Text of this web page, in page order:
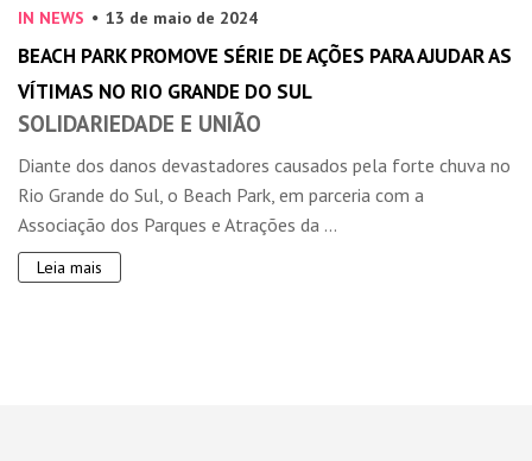
IN NEWS 13 de maio de 2024
BEACH PARK PROMOVE SÉRIE DE AÇÕES PARA AJUDAR AS
VÍTIMAS NO RIO GRANDE DO SUL
SOLIDARIEDADE E UNIÃO
Diante dos danos devastadores causados pela forte chuva no
Rio Grande do Sul, o Beach Park, em parceria com a
Associação dos Parques e Atrações da ...
Leia mais